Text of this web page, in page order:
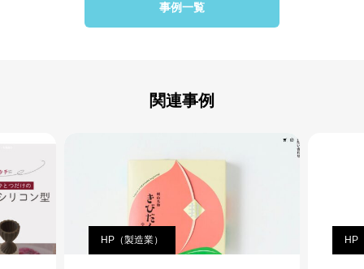
事例一覧
関連事例
HP（製造業） HP